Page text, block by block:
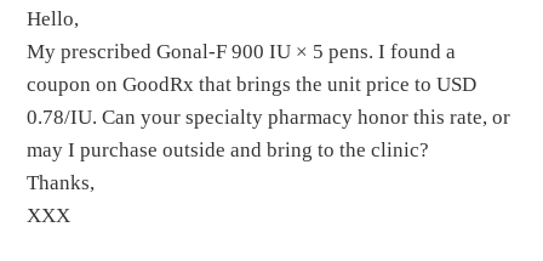
Hello,
My prescribed Gonal-F 900 IU × 5 pens. I found a
coupon on GoodRx that brings the unit price to USD
0.78/IU. Can your specialty pharmacy honor this rate, or
may I purchase outside and bring to the clinic?
Thanks,
XXX